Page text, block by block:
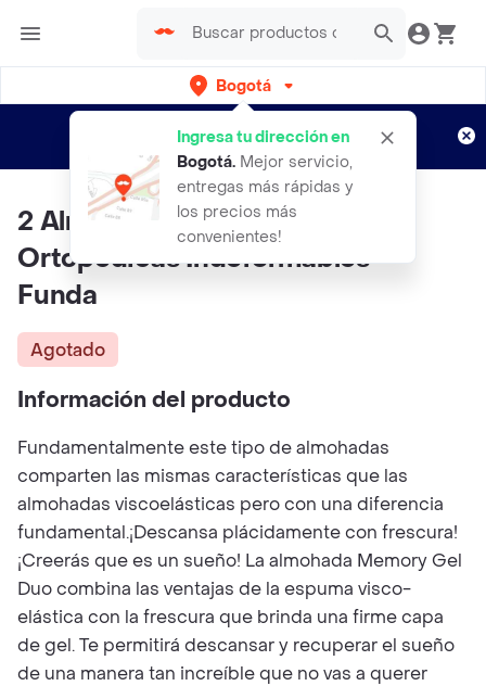
Bogotá
Ingresa tu dirección en
Bogotá. Mejor servicio,
entregas más rápidas y
los precios más
convenientes!
envíos gratis por semanas
Aplican TyC
2 Almohadas Memory Gel Duo
Ortopédicas Indeformables +
Funda
Agotado
Información del producto
Fundamentalmente este tipo de almohadas
comparten las mismas características que las
almohadas viscoelásticas pero con una diferencia
fundamental.¡Descansa plácidamente con frescura!
¡Creerás que es un sueño! La almohada Memory Gel
Duo combina las ventajas de la espuma visco-
elástica con la frescura que brinda una firme capa
de gel. Te permitirá descansar y recuperar el sueño
de una manera tan increíble que no vas a querer